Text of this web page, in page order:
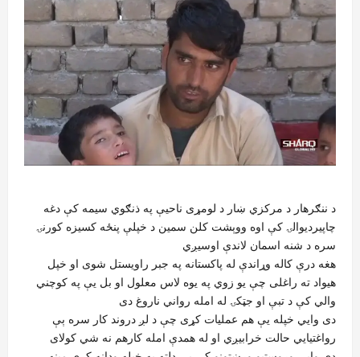
د ننګرهار د مرکزي ښار د لومړی ناحيې په ذنګوي سیمه کې دغه
چاپیردیوالۍ کې اوه ووېشت کلن سمین د خپلې پنځه کسیزه کورنۍ
سره د شنه اسمان لاندې اوسیږي
هغه درې کاله وړاندې له پاکستانه په جبر راویستل شوی او خپل
هیواد ته راغلی چې يو زوي په یوه لاس معلول او بل يې په کوچني
والي کې د تبې او جټکۍ له امله رواني ناروغ دی
دی وايي خپله يې هم عملیات کړی چې د لږ دروند کار سره ېې
رواغتيايي حالت خرابیږي او له همدې امله کارهم نه شي کولای